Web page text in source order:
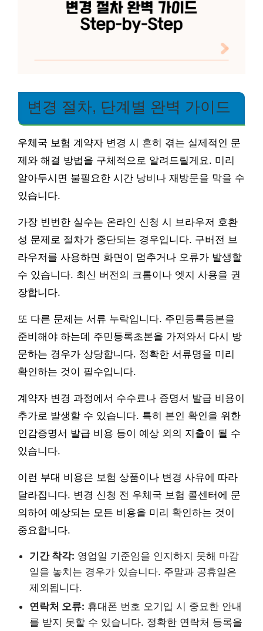
변경 절차, 단계별 완벽 가이드
우체국 보험 계약자 변경 시 흔히 겪는 실제적인 문
제와 해결 방법을 구체적으로 알려드릴게요. 미리
알아두시면 불필요한 시간 낭비나 재방문을 막을 수
있습니다.
가장 빈번한 실수는 온라인 신청 시 브라우저 호환
성 문제로 절차가 중단되는 경우입니다. 구버전 브
라우저를 사용하면 화면이 멈추거나 오류가 발생할
수 있습니다. 최신 버전의 크롬이나 엣지 사용을 권
장합니다.
또 다른 문제는 서류 누락입니다. 주민등록등본을
준비해야 하는데 주민등록초본을 가져와서 다시 방
문하는 경우가 상당합니다. 정확한 서류명을 미리
확인하는 것이 필수입니다.
계약자 변경 과정에서 수수료나 증명서 발급 비용이
추가로 발생할 수 있습니다. 특히 본인 확인을 위한
인감증명서 발급 비용 등이 예상 외의 지출이 될 수
있습니다.
이런 부대 비용은 보험 상품이나 변경 사유에 따라
달라집니다. 변경 신청 전 우체국 보험 콜센터에 문
의하여 예상되는 모든 비용을 미리 확인하는 것이
중요합니다.
기간 착각: 영업일 기준임을 인지하지 못해 마감
일을 놓치는 경우가 있습니다. 주말과 공휴일은
제외됩니다.
연락처 오류: 휴대폰 번호 오기입 시 중요한 안내
를 받지 못할 수 있습니다. 정확한 연락처 등록을